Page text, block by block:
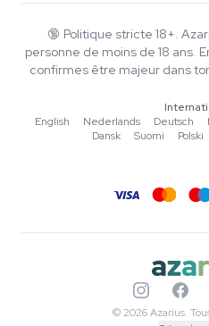
Politique de confidentialité
Wiki
Musique
Normes éditoriales
Outils & Calculateurs
🔞 Politique stricte 18+.
personne de moins de 18 ans.
confirmes être majeur dans
English
·Nederlands ·Deutsch ·
Dansk
·Suomi ·Polski
© 2026 Azarius.